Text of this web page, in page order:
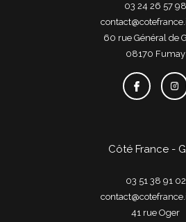
03 24 26 57 98
60 rue Général de
08170
fumay
Côté France -
03 51 38 91 02
41 rue Oger